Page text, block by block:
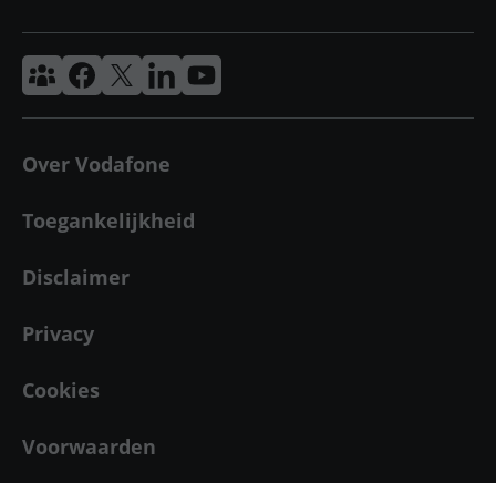
Vodafone & Ziggo Community
Vodafone Facebook
Vodafone X
VodafoneZiggo LinkedIn
Vodafone YouTube
Over Vodafone
Toegankelijkheid
Disclaimer
Privacy
Cookies
Voorwaarden